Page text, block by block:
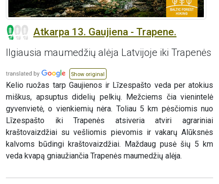
Atkarpa 13. Gaujiena - Trapene.
Ilgiausia maumedžių alėja Latvijoje iki Trapenės
Show original
Kelio ruožas tarp Gaujienos ir Līzespašto veda per atokius
miškus, apsuptus didelių pelkių. Mežciems čia vienintelė
gyvenvietė, o vienkiemių nėra. Toliau 5 km pėsčiomis nuo
Līzespašto iki Trapenės atsiveria atviri agrariniai
kraštovaizdžiai su vešliomis pievomis ir vakarų Alūksnės
kalvoms būdingi kraštovaizdžiai. Maždaug pusė šių 5 km
veda kvapą gniaužiančia Trapenės maumedžių alėja.